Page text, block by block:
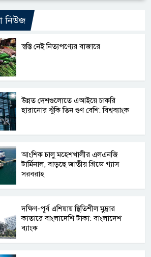
নিউজ
স্বস্তি নেই নিত্যপণ্যের বাজারে
উন্নত দেশগুলোতে এআইয়ে চাকরি
হারানোর ঝুঁকি তিন গুণ বেশি: বিশ্বব্যাংক
আংশিক চালু মহেশখালীর এলএনজি
টার্মিনাল, বাড়ছে জাতীয় গ্রিডে গ্যাস
সরবরাহ
দক্ষিণ-পূর্ব এশিয়ায় স্থিতিশীল মুদ্রার
কাতারে বাংলাদেশি টাকা: বাংলাদেশ
ব্যাংক